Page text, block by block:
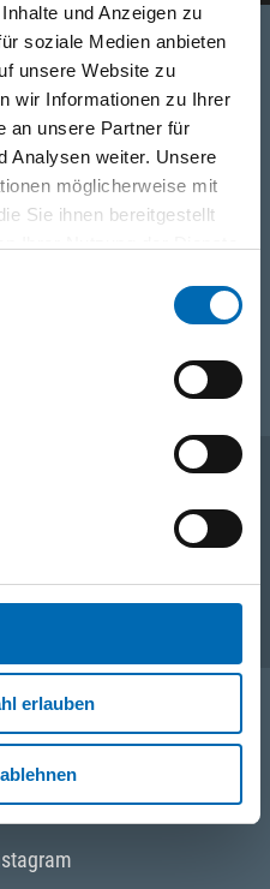
und Anzeigen zu
soziale Medien anbieten
unsere Website zu
wir Informationen zu Ihrer
an unsere Partner für
Analysen weiter. Unsere
möglicherweise mit
Sie ihnen bereitgestellt
erlauben
Uhr Fr: 07:30 - 13:00 Uhr)
uns